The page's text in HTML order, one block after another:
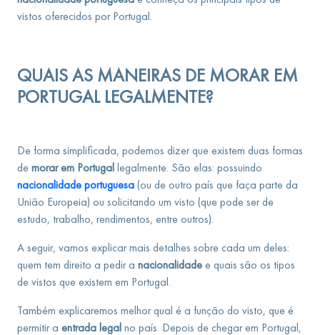
vistos oferecidos por Portugal.
QUAIS AS MANEIRAS DE MORAR EM
PORTUGAL LEGALMENTE?
De forma simplificada, podemos dizer que existem duas formas
de morar em Portugal legalmente. São elas: possuindo
nacionalidade portuguesa (ou de outro país que faça parte da
União Europeia) ou solicitando um visto (que pode ser de
estudo, trabalho, rendimentos, entre outros).
A seguir, vamos explicar mais detalhes sobre cada um deles:
quem tem direito a pedir a nacionalidade e quais são os tipos
de vistos que existem em Portugal.
Também explicaremos melhor qual é a função do visto, que é
permitir a entrada legal no país. Depois de chegar em Portugal,